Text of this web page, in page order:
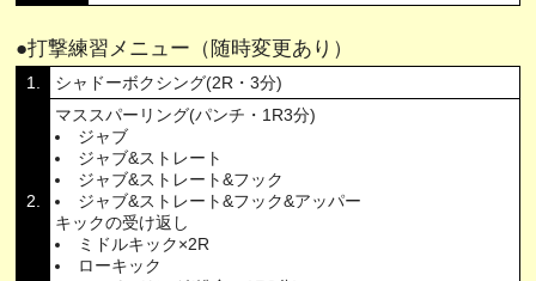
打撃練習メニュー（随時変更あり）
1 シャドーボクシング(2R・3分)
2
マススパーリング(パンチ・1R3分)
ジャブ
ジャブ&ストレート
ジャブ&ストレート&フック
ジャブ&ストレート&フック&アッパー
キックの受け返し
ミドルキック×2R
ローキック